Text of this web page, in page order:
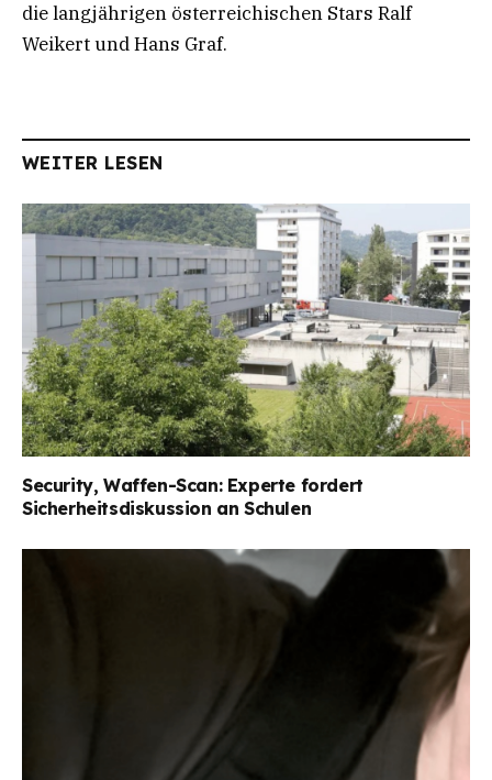
die langjährigen österreichischen Stars Ralf
Weikert und Hans Graf.
WEITER LESEN
Security, Waffen-Scan: Experte fordert
Sicherheitsdiskussion an Schulen